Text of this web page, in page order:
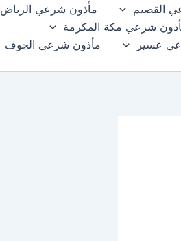
القصيم
مأذون شرعي الرياض
شرعي مكة المكرمة
عسير
مأذون شرعي الجوف